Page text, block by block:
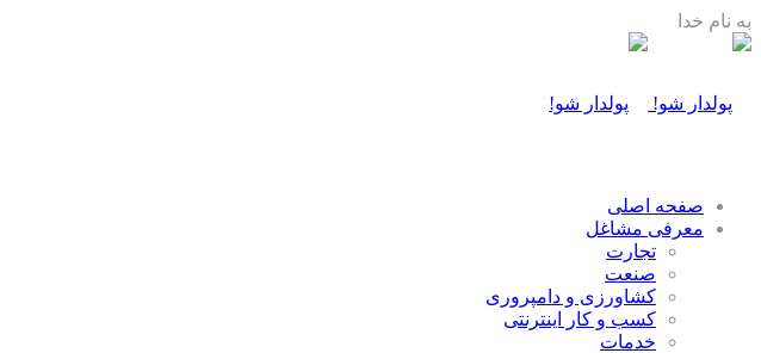
به نام خدا
صفحه اصلی
معرفی مشاغل
تجارت
صنعت
كشاورزی و دامپروری
كسب و كار اينترنتی
خدمات